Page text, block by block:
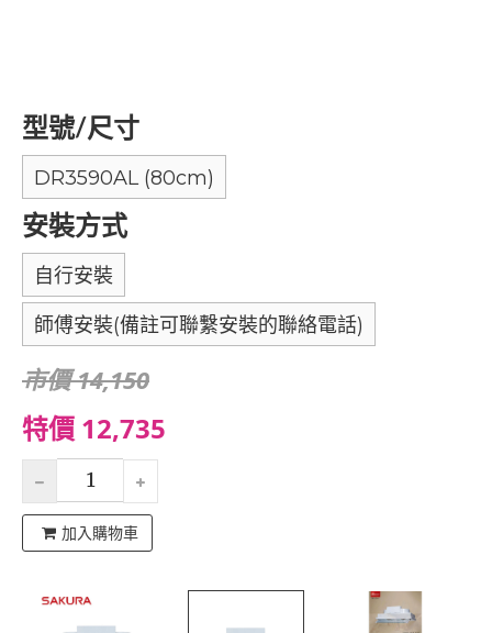
型號/尺寸
DR3590AL (80cm)
安裝方式
自行安裝
師傅安裝(備註可聯繫安裝的聯絡電話)
市價 14,150
特價 12,735
加入購物車